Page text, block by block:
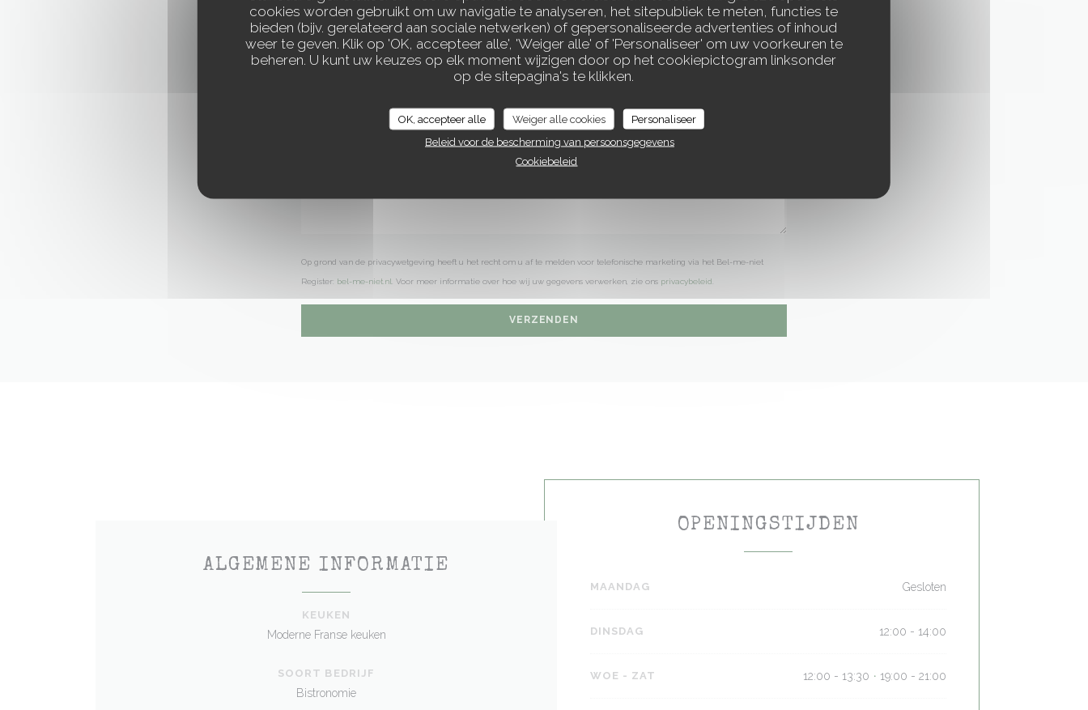
cookies worden gebruikt om uw navigatie te analyseren, het sitepubliek te meten, functies te
bieden (bijv. gerelateerd aan sociale netwerken) of gepersonaliseerde advertenties of inhoud
weer te geven. Klik op 'OK, accepteer alle', 'Weiger alle' of 'Personaliseer' om uw voorkeuren te
beheren. U kunt uw keuzes op elk moment wijzigen door op het cookiepictogram linksonder
op de sitepagina's te klikken.
OK, accepteer alle Weiger alle cookies
Personaliseer
Beleid voor de bescherming van persoonsgegevens
Cookiebeleid
Vul het onderstaande formulier in!
Op grond van de privacywetgeving heeft u het recht om u af te melden voor telefonische marketing via het Bel-me-niet
Register: bel-me-niet.nl . Voor meer informatie over hoe wij uw gegevens verwerken, zie ons privacybeleid
ALGEMENE INFORMATIE
KEUKEN
Moderne Franse keuken
SOORT BEDRIJF
Bistronomie
OPENINGSTIJDEN
MAANDAG Gesloten
DINSDAG 12:00 - 14:00
WOE - ZAT 12:00 - 13:30 • 19:00 - 21:00
À TRAVERS CHAMPS